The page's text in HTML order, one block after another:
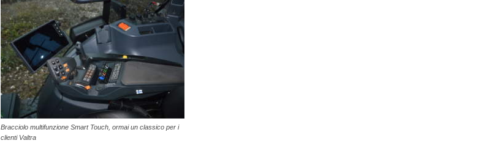
Bracciolo multifunzione Smart Touch, ormai un classico per i
clienti Valtra